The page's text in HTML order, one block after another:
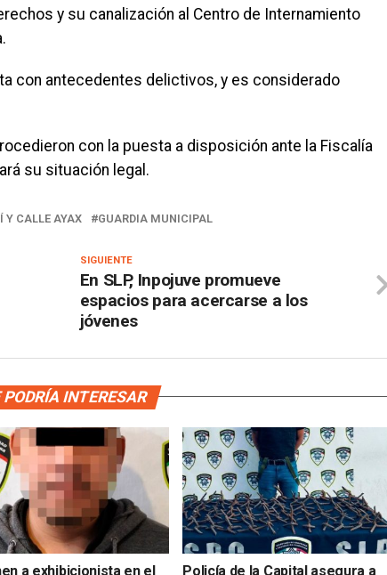
y su canalización al Centro de Internamiento
con antecedentes delictivos, y es considerado
con la puesta a disposición ante la Fiscalía
su situación legal.
Y CALLE AYAX GUARDIA MUNICIPAL
SIGUIENTE
En SLP, Inpojuve promueve
espacios para acercarse a los
jóvenes
PODRÍA INTERESAR
a exhibicionista en el
Policía de la Capital asegura a